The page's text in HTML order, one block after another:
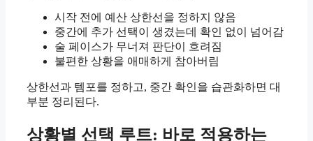
시작 전에 예산 상한선을 정하지 않음
중간에 추가 선택이 생겼는데 확인 없이 넘어감
술 페이스가 무너져 판단이 흐려짐
불편한 상황을 애매하게 참아버림
상한선과 템포를 정하고, 중간 확인을 습관화하면 대
부분 정리된다.
상황별 선택 루트: 바로 적용하는